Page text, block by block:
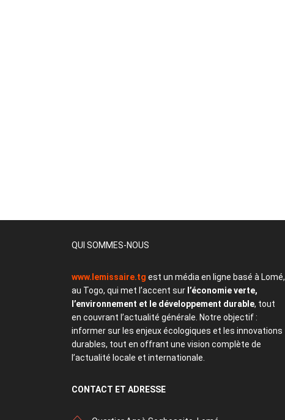
QUI SOMMES-NOUS
www.lemissaire.tg est un média en ligne basé à Lomé,
au Togo, qui met l’accent sur l’économie verte,
l’environnement et le développement durable, tout
en couvrant l’actualité générale. Notre objectif :
informer sur les enjeux écologiques et les innovations
durables, tout en offrant une vision complète de
l’actualité locale et internationale.
CONTACT ET ADRESSE